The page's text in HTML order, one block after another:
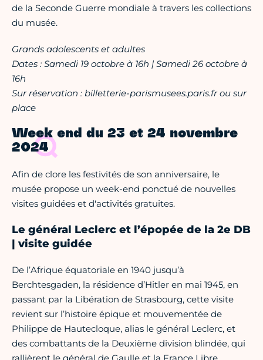
de la Seconde Guerre mondiale à travers les collections
du musée.
Grands adolescents et adultes
Dates : Samedi 19 octobre à 16h | Samedi 26 octobre à
16h
Sur réservation : billetterie-parismusees.paris.fr ou sur
place
Week end du 23 et 24 novembre
2024
Afin de clore les festivités de son anniversaire, le
musée propose un week-end ponctué de nouvelles
visites guidées et d'activités gratuites.
Le général Leclerc et l’épopée de la 2e DB
| visite guidée
De l’Afrique équatoriale en 1940 jusqu’à
Berchtesgaden, la résidence d’Hitler en mai 1945, en
passant par la Libération de Strasbourg, cette visite
revient sur l’histoire épique et mouvementée de
Philippe de Hautecloque, alias le général Leclerc, et
des combattants de la Deuxième division blindée, qui